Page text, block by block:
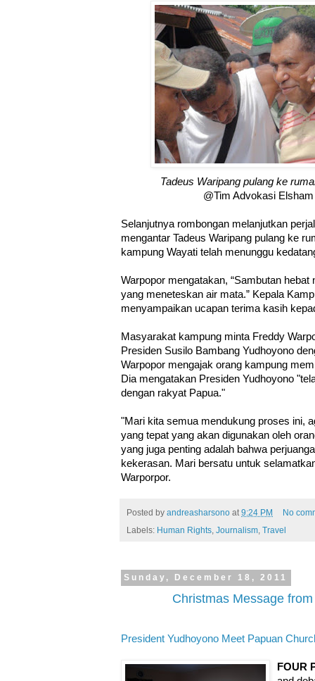
Tadeus Waripang pulang ke
@Tim Advokasi
Selanjutnya rombongan melanjutkan
mengantar Tadeus Waripang pulang ke
kampung Wayati telah menunggu
Warpopor mengatakan, “Sambutan
yang meneteskan air mata.” Kepala
menyampaikan ucapan terima kasih
Masyarakat kampung minta Freddy
Presiden Susilo Bambang Yudhoyono
Warpopor mengajak orang kampung
Dia mengatakan Presiden Yudhoyono
dengan rakyat Papua."
"Mari kita semua mendukung proses ini,
yang tepat yang akan digunakan oleh
yang juga penting adalah bahwa
kekerasan. Mari bersatu untuk
Warporpor.
Posted by andreasharsono at 9:24 PM
No
Labels: Human Rights Journalism Travel
Sunday, December 18, 2011
Christmas Message
President Yudhoyono Meet Papuan
FOUR